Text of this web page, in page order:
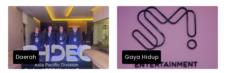
Daerah Gaya Hidup